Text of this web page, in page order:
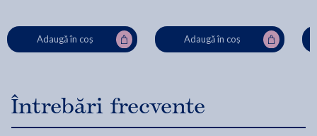
Adaugă în coș Adaugă în coș
Întrebări frecvente